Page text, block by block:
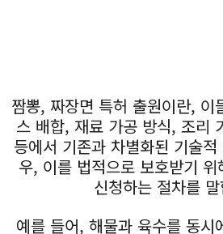
짬뽕, 짜장면 특허 출원이란, 이
스 배합, 재료 가공 방식, 조리
등에서 기존과 차별화된 기술
우, 이를 법적으로 보호받기
신청하는 절차를
예를 들어, 해물과 육수를 동시